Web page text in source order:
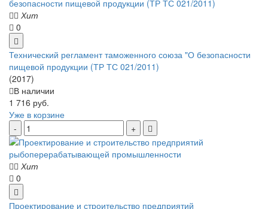
Хит
0
Технический регламент таможенного союза "О безопасности
пищевой продукции (ТР ТС 021/2011)
(2017)
В наличии
1 716 руб.
Уже в корзине
Хит
0
Проектирование и строительство предприятий